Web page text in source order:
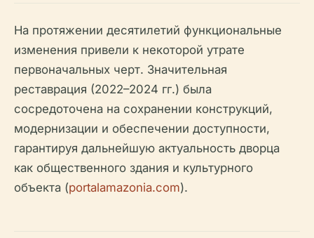
На протяжении десятилетий функциональные
изменения привели к некоторой утрате
первоначальных черт. Значительная
реставрация (2022–2024 гг.) была
сосредоточена на сохранении конструкций,
модернизации и обеспечении доступности,
гарантируя дальнейшую актуальность дворца
как общественного здания и культурного
объекта (portalamazonia.com).